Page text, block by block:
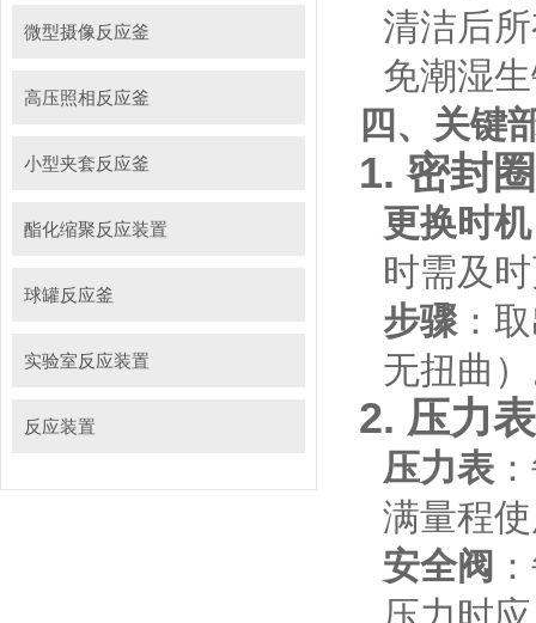
微型摄像反应釜
高压照相反应釜
小型夹套反应釜
酯化缩聚反应装置
球罐反应釜
实验室反应装置
反应装置
清洁后
免潮湿
四、关键
1.密封
更换时机
时需及
步骤：
无扭曲
2. 压力
压力表
满量程
安全阀